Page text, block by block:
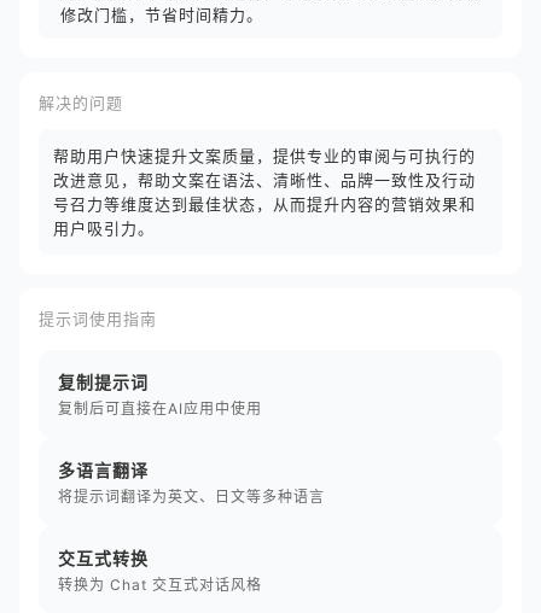
修改门槛，节省时间精力。
解决的问题
帮助用户快速提升文案质量，提供专业的审阅与可执行的
改进意见，帮助文案在语法、清晰性、品牌一致性及行动
号召力等维度达到最佳状态，从而提升内容的营销效果和
用户吸引力。
提示词使用指南
复制提示词
复制后可直接在AI应用中使用
多语言翻译
将提示词翻译为英文、日文等多种语言
交互式转换
转换为 Chat 交互式对话风格